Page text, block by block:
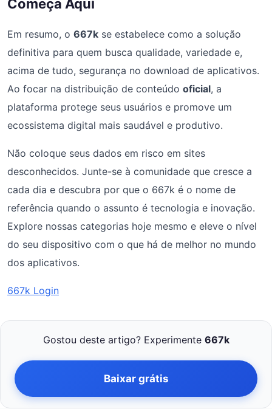
Começa Aqui
Em resumo, o 667k se estabelece como a solução
definitiva para quem busca qualidade, variedade e,
acima de tudo, segurança no download de aplicativos.
Ao focar na distribuição de conteúdo oficial, a
plataforma protege seus usuários e promove um
ecossistema digital mais saudável e produtivo.
Não coloque seus dados em risco em sites
desconhecidos. Junte-se à comunidade que cresce a
cada dia e descubra por que o 667k é o nome de
referência quando o assunto é tecnologia e inovação.
Explore nossas categorias hoje mesmo e eleve o nível
do seu dispositivo com o que há de melhor no mundo
dos aplicativos.
667k Login
Gostou deste artigo? Experimente 667k
Baixar grátis